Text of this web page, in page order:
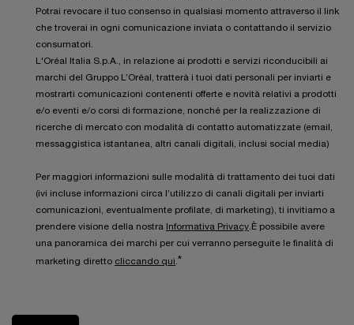
Potrai revocare il tuo consenso in qualsiasi momento attraverso il link
che troverai in ogni comunicazione inviata o contattando il servizio
consumatori.
L'Oréal Italia S.p.A., in relazione ai prodotti e servizi riconducibili ai
marchi del Gruppo L’Oréal, tratterà i tuoi dati personali per inviarti e
mostrarti comunicazioni contenenti offerte e novità relativi a prodotti
e/o eventi e/o corsi di formazione, nonché per la realizzazione di
ricerche di mercato con modalità di contatto automatizzate (email,
messaggistica istantanea, altri canali digitali, inclusi social media)
Per maggiori informazioni sulle modalità di trattamento dei tuoi dati
(ivi incluse informazioni circa l’utilizzo di canali digitali per inviarti
comunicazioni, eventualmente profilate, di marketing), ti invitiamo a
prendere visione della nostra
Informativa Privacy .È possibile avere
una panoramica dei marchi per cui verranno perseguite le finalità di
marketing diretto cliccando qui *